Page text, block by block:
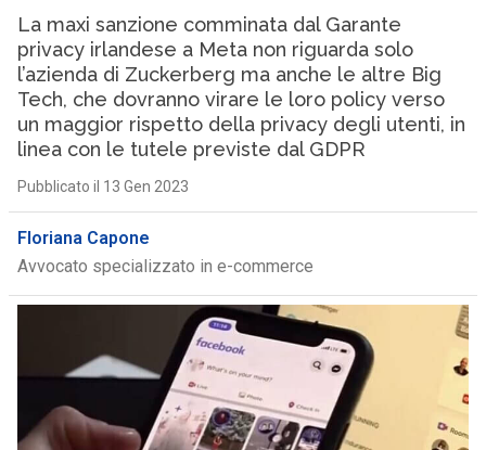
La maxi sanzione comminata dal Garante
privacy irlandese a Meta non riguarda solo
l’azienda di Zuckerberg ma anche le altre Big
Tech, che dovranno virare le loro policy verso
un maggior rispetto della privacy degli utenti, in
linea con le tutele previste dal GDPR
Pubblicato il 13 Gen 2023
Floriana Capone
Avvocato specializzato in e-commerce